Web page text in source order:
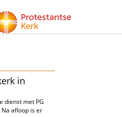
in
dienst met PG
afloop is er